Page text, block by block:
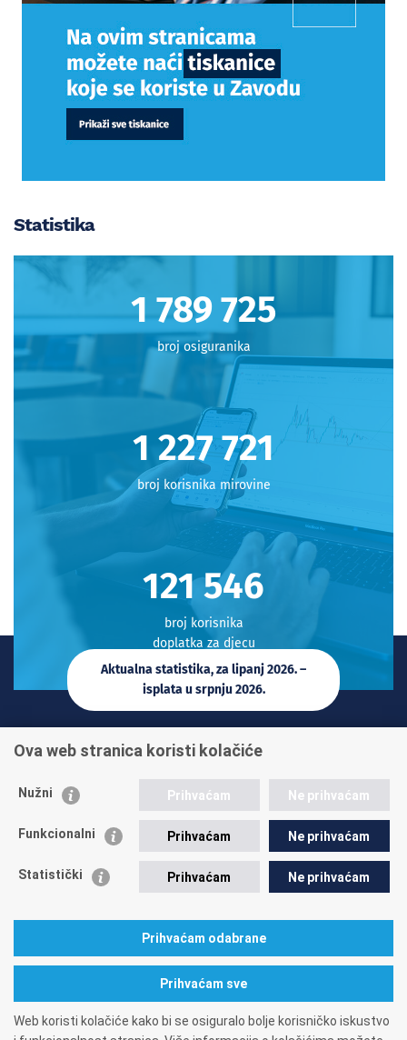
Statistika
1 798 712
broj osiguranika
1 233 886
broj korisnika mirovine
122 156
broj korisnika
doplatka za djecu
Aktualna statistika, za lipanj 2026. –
isplata u srpnju 2026.
+385 1 45 95 011
Postavite pitanje
A. Mihanovića 3 10000 Zagreb tel: 01/4595-500
fax: 01/4595-063
Matični broj: 1416626
OIB: 84397956623
Ova web stranica koristi kolačiće
Nužni Prihvaćam Ne prihvaćam
Funkcionalni Prihvaćam Ne prihvaćam
Statistički Prihvaćam Ne prihvaćam
Prihvaćam odabrane
Prihvaćam sve
Web koristi kolačiće kako bi se osiguralo bolje korisničko iskustvo